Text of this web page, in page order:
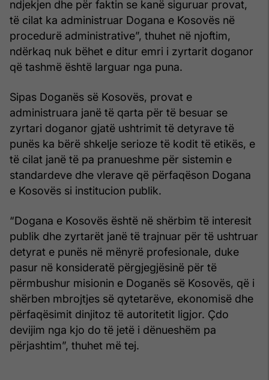
ndjekjen dhe për faktin se kanë siguruar provat,
të cilat ka administruar Dogana e Kosovës në
procedurë administrative”, thuhet në njoftim,
ndërkaq nuk bëhet e ditur emri i zyrtarit doganor
që tashmë është larguar nga puna.
Sipas Doganës së Kosovës, provat e
administruara janë të qarta për të besuar se
zyrtari doganor gjatë ushtrimit të detyrave të
punës ka bërë shkelje serioze të kodit të etikës, e
të cilat janë të pa pranueshme për sistemin e
standardeve dhe vlerave që përfaqëson Dogana
e Kosovës si institucion publik.
“Dogana e Kosovës është në shërbim të interesit
publik dhe zyrtarët janë të trajnuar për të ushtruar
detyrat e punës në mënyrë profesionale, duke
pasur në konsideratë përgjegjësinë për të
përmbushur misionin e Doganës së Kosovës, që i
shërben mbrojtjes së qytetarëve, ekonomisë dhe
përfaqësimit dinjitoz të autoritetit ligjor. Çdo
devijim nga kjo do të jetë i dënueshëm pa
përjashtim”, thuhet më tej.